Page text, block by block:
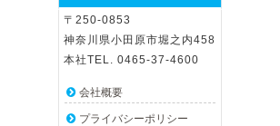
〒250-0853
神奈川県小田原市堀之内458
本社TEL. 0465-37-4600
会社概要
プライバシーポリシー